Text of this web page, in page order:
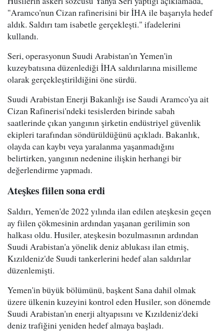
"Aramco'nun Cizan rafinerisini bir İHA ile başarıyla hedef
aldık. Saldırı tam isabetle gerçekleşti." ifadelerini
kullandı.
Seri, operasyonun Suudi Arabistan'ın Yemen'in
kuzeybatısına düzenlediği İHA saldırılarına misilleme
olarak gerçekleştirildiğini öne sürdü.
Suudi Arabistan Enerji Bakanlığı ise Saudi Aramco'ya ait
Cizan Rafinerisi'ndeki tesislerden birinde sabah
saatlerinde çıkan yangının şirketin endüstriyel güvenlik
ekipleri tarafından söndürüldüğünü açıkladı. Bakanlık,
olayda can kaybı veya yaralanma yaşanmadığını
belirtirken, yangının nedenine ilişkin herhangi bir
değerlendirme yapmadı.
Ateşkes fiilen sona erdi
Saldırı, Yemen'de 2022 yılında ilan edilen ateşkesin geçen
ay fiilen çökmesinin ardından yaşanan gerilimin son
halkası oldu. Husiler, ateşkesin bozulmasının ardından
Suudi Arabistan'a yönelik deniz ablukası ilan etmiş,
Kızıldeniz'de Suudi tankerlerini hedef alan saldırılar
düzenlemişti.
Yemen'in büyük bölümünü, başkent Sana dahil olmak
üzere ülkenin kuzeyini kontrol eden Husiler, son dönemde
Suudi Arabistan'ın enerji altyapısını ve Kızıldeniz'deki
deniz trafiğini yeniden hedef almaya başladı.